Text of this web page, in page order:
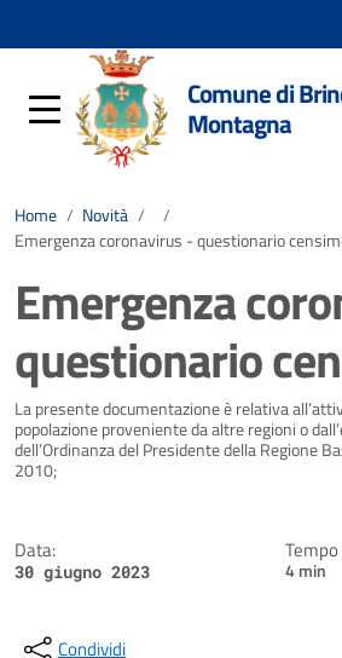
Comune di
Montagna
Home / Novità /
/
Emergenza coronavirus - questionario
Emergenza
questionario
Dettagli della
La presente documentazione è relativa
popolazione proveniente da altre regioni o
dell’Ordinanza del Presidente della Regione
2010;
Data:
30 giugno 2023 4 min
Condividi